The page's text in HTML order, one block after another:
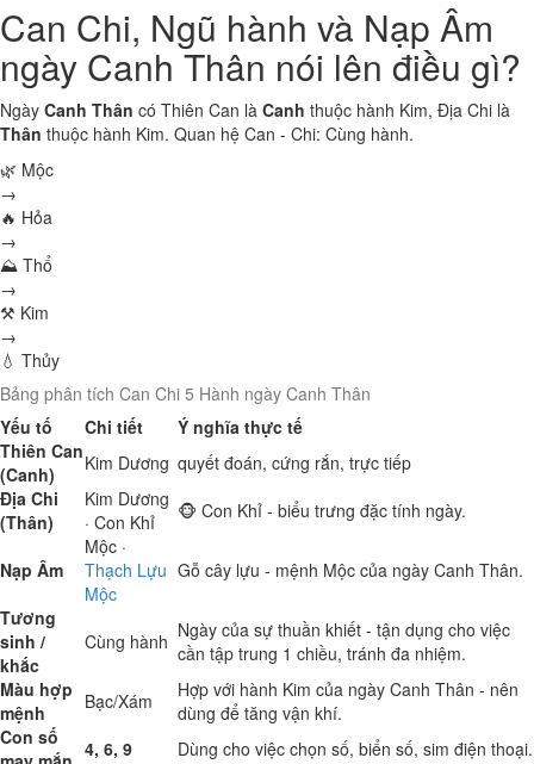
Can Chi, Ngũ hành và Nạp Âm
ngày Canh Thân nói lên điều gì?
Ngày Canh Thân có Thiên Can là Canh thuộc hành Kim, Địa Chi là
Thân thuộc hành Kim. Quan hệ Can - Chi: Cùng hành.
🌿 Mộc
→
🔥 Hỏa
→
⛰ Thổ
→
⚒ Kim
→
💧 Thủy
Bảng phân tích Can Chi 5 Hành ngày Canh Thân
Yếu tố
Chi tiết
Ý nghĩa thực tế
Thiên Can
(Canh)
Kim Dương quyết đoán, cứng rắn, trực tiếp
Địa Chi
(Thân)
Kim Dương
· Con Khỉ
🐵 Con Khỉ - biểu trưng đặc tính ngày.
Nạp Âm
Mộc ·
Thạch Lựu
Mộc
Gỗ cây lựu - mệnh Mộc của ngày Canh Thân.
Tương
sinh /
khắc
Cùng hành Ngày của sự thuần khiết - tận dụng cho việc
cần tập trung 1 chiều, tránh đa nhiệm.
Màu hợp
mệnh
Bạc/Xám
Hợp với hành Kim của ngày Canh Thân - nên
dùng để tăng vận khí.
Con số
4, 6, 9 Dùng cho việc chọn số, biển số, sim điện thoại.